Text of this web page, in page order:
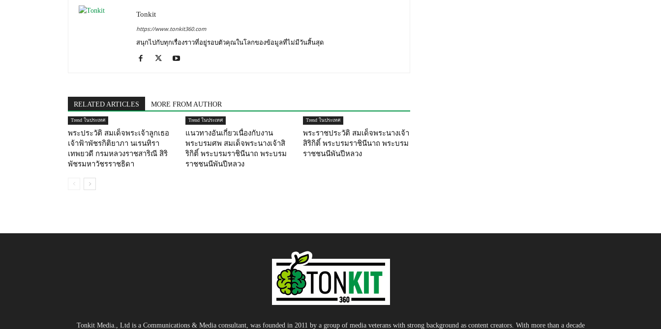
Tonkit
https://www.tonkit360.com
สนุกไปกับทุกเรื่องราวที่อยู่รอบตัวคุณในโลกของข้อมูลที่ไม่มีวันสิ้นสุด
RELATED ARTICLES MORE FROM AUTHOR
Trend ในประเทศ
พระประวัติ สมเด็จพระเจ้าลูกเธอ
เจ้าฟ้าพัชรกิติยาภา นเรนทิรา
เทพยวดี กรมหลวงราชสาริณี สิริ
พัชรมหาวัชรราชธิดา
Trend ในประเทศ
แนวทางอันเกี่ยวเนื่องกับงาน
พระบรมศพ สมเด็จพระนางเจ้าสิ
ริกิติ์ พระบรมราชินีนาถ พระบรม
ราชชนนีพันปีหลวง
Trend ในประเทศ
พระราชประวัติ สมเด็จพระนางเจ้า
สิริกิติ์ พระบรมราชินีนาถ พระบรม
ราชชนนีพันปีหลวง
Tonkit Media., Ltd is a Communications & Media consultant, was founded in 2011 by a group of media veterans with strong background as content creators. With more than a decade